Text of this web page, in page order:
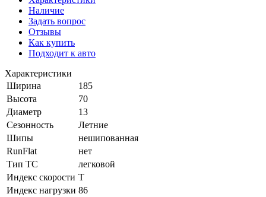
Наличие
Задать вопрос
Отзывы
Как купить
Подходит к авто
Характеристики
Ширина
185
Высота
70
Диаметр
13
Сезонность
Летние
Шипы
нешипованная
RunFlat
нет
Тип ТС
легковой
Индекс скорости T
Индекс нагрузки 86